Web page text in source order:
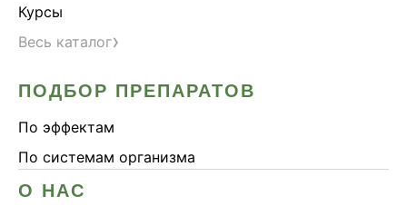
Курсы
Весь каталог›
ПОДБОР ПРЕПАРАТОВ
По эффектам
По системам организма
О НАС